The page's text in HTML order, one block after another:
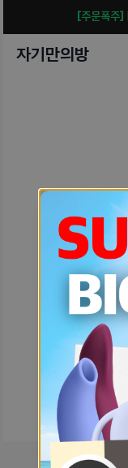
[주문폭주]
자기만의방